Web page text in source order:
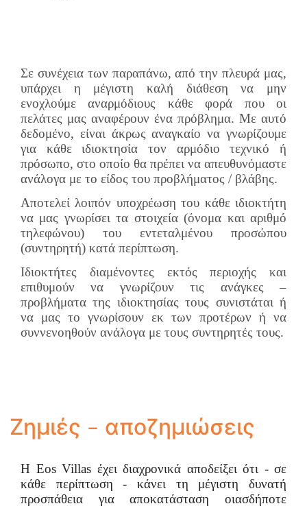
Σε συνέχεια των παραπάνω, από την πλευρά μας,
υπάρχει η μέγιστη καλή διάθεση να μην
ενοχλούμε αναρμόδιους κάθε φορά που οι
πελάτες μας αναφέρουν ένα πρόβλημα. Με αυτό
δεδομένο, είναι άκρως αναγκαίο να γνωρίζουμε
για κάθε ιδιοκτησία τον αρμόδιο τεχνικό ή
πρόσωπο, στο οποίο θα πρέπει να απευθυνόμαστε
ανάλογα με το είδος του προβλήματος / βλάβης.
Αποτελεί λοιπόν υποχρέωση του κάθε ιδιοκτήτη
να μας γνωρίσει τα στοιχεία (όνομα και αριθμό
τηλεφώνου) του εντεταλμένου προσώπου
(συντηρητή) κατά περίπτωση.
Ιδιοκτήτες διαμένοντες εκτός περιοχής και
επιθυμούν να γνωρίζουν τις ανάγκες –
προβλήματα της ιδιοκτησίας τους συνιστάται ή
να μας το γνωρίσουν εκ των προτέρων ή να
συννενοηθούν ανάλογα με τους συντηρητές τους.
Ζημιές – αποζημιώσεις
Η Eos Villas έχει διαχρονικά αποδείξει ότι - σε
κάθε περίπτωση - κάνει τη μέγιστη δυνατή
προσπάθεια για αποκατάσταση οιασδήποτε